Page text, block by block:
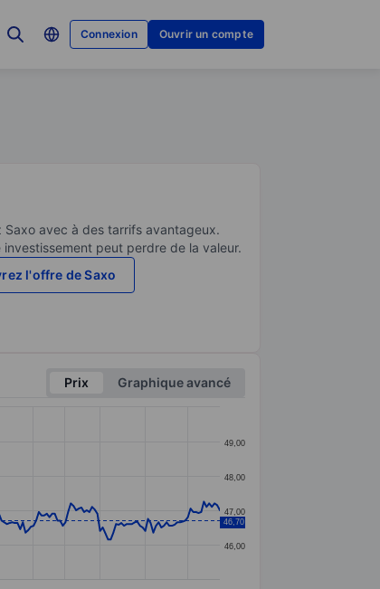
Connexion Ouvrir un compte
avec à des tarrifs avantageux.
peut perdre de la valeur.
l'offre de Saxo
Prix
Graphique avancé
46,00
47,00
48,00
49,00
46,70